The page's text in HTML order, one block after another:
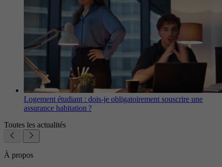
Logement étudiant : dois-je obligatoirement souscrire une
assurance habitation ?
Toutes les actualités
À propos